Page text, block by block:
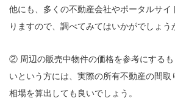
他にも、多くの不動産会社やポータルサイ
りますので、調べてみてはいかがでしょう
② 周辺の販売中物件の価格を参考にする
いという方には、実際の所有不動産の間取
相場を算出しても良いでしょう。